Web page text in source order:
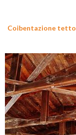
Coibentazione tetto